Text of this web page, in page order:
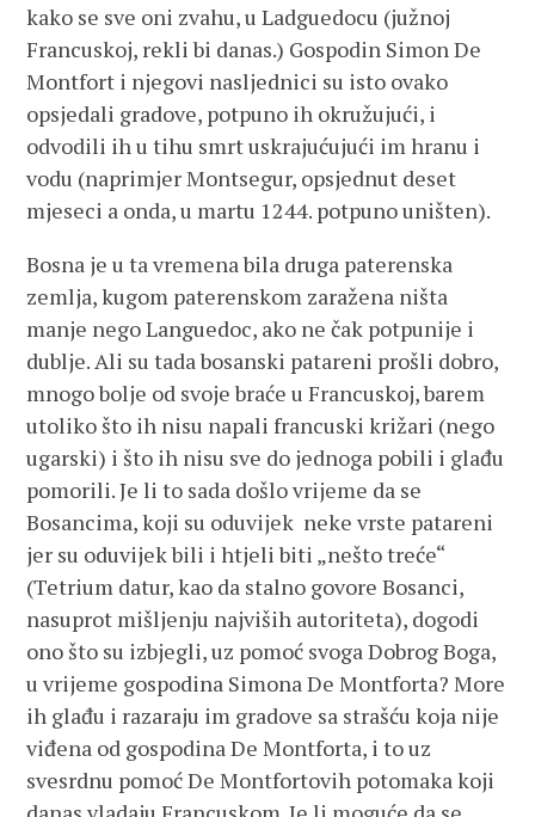
kako se sve oni zvahu, u Ladguedocu (južnoj
Francuskoj, rekli bi danas.) Gospodin Simon De
Montfort i njegovi nasljednici su isto ovako
opsjedali gradove, potpuno ih okružujući, i
odvodili ih u tihu smrt uskrajućujući im hranu i
vodu (naprimjer Montsegur, opsjednut deset
mjeseci a onda, u martu 1244. potpuno uništen).
Bosna je u ta vremena bila druga paterenska
zemlja, kugom paterenskom zaražena ništa
manje nego Languedoc, ako ne čak potpunije i
dublje. Ali su tada bosanski patareni prošli dobro,
mnogo bolje od svoje braće u Francuskoj, barem
utoliko što ih nisu napali francuski križari (nego
ugarski) i što ih nisu sve do jednoga pobili i glađu
pomorili. Je li to sada došlo vrijeme da se
Bosancima, koji su oduvijek neke vrste patareni
jer su oduvijek bili i htjeli biti „nešto treće“
(Tetrium datur, kao da stalno govore Bosanci,
nasuprot mišljenju najviših autoriteta), dogodi
ono što su izbjegli, uz pomoć svoga Dobrog Boga,
u vrijeme gospodina Simona De Montforta? More
ih glađu i razaraju im gradove sa strašću koja nije
viđena od gospodina De Montforta, i to uz
svesrdnu pomoć De Montfortovih potomaka koji